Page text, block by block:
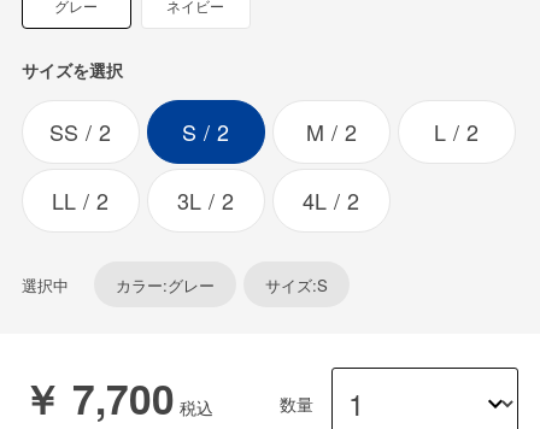
グレー ネイビー
サイズを選択
SS 2 S 2 M 2 L 2
LL 2 3L 2 4L 2
選択中 カラー:グレー サイズ:S
￥ 7,700 数量